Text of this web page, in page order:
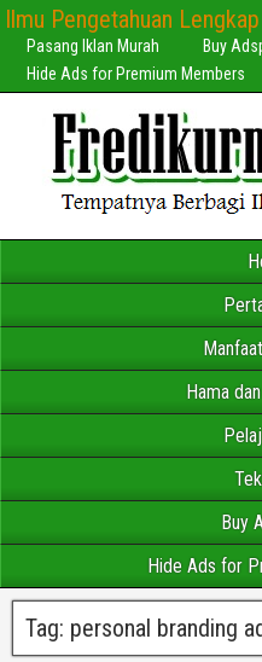
Ilmu Pengetahuan Lengkap
Pasang Iklan Murah
Buy
Hide Ads for Premium Members
Hama
Buy
Hide Ads for
Tag: personal branding